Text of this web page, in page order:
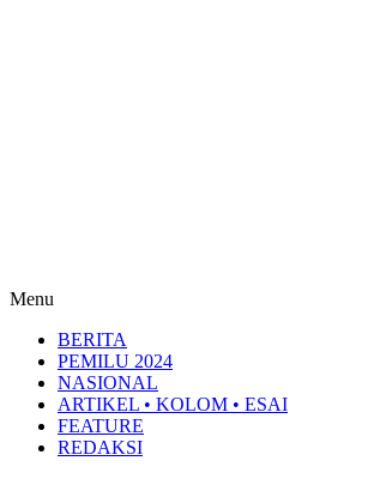
Menu
BERITA
PEMILU 2024
NASIONAL
ARTIKEL • KOLOM • ESAI
FEATURE
REDAKSI